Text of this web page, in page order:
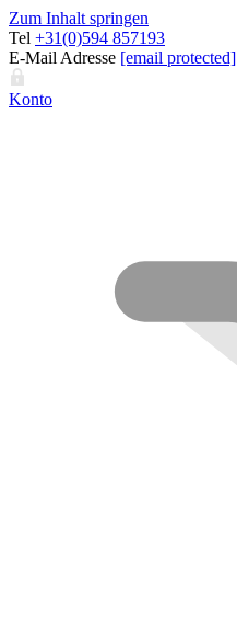
Zum Inhalt springen
Tel +31(0)594 857193
E-Mail Adresse [email protected]
Konto